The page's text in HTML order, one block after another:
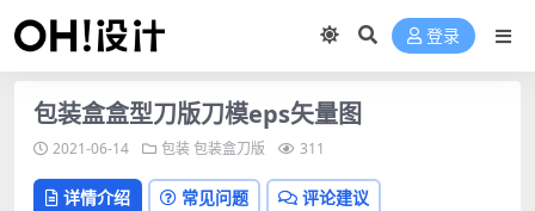
登录
包装盒盒型刀版刀模eps矢量图
2021-06-14 包装包装盒刀版 311
详情介绍 常见问题 评论建议